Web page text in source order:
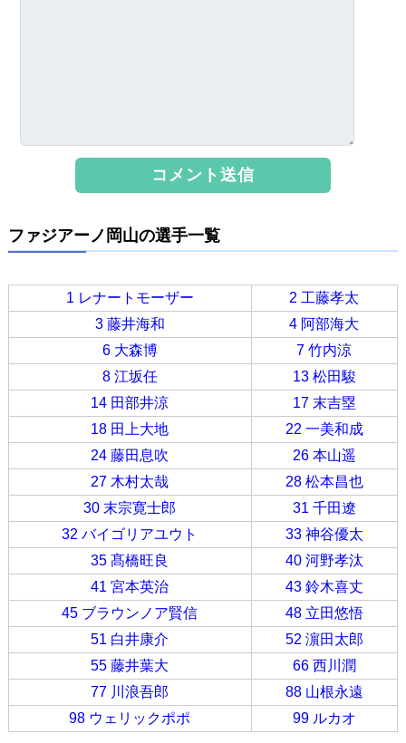
ファジアーノ岡山の選手一覧
1 レナートモーザー
2 工藤孝太
3 藤井海和
4 阿部海大
6 大森博
7 竹内涼
8 江坂任
13 松田駿
14 田部井涼
17 末吉塁
18 田上大地
22 一美和成
24 藤田息吹
26 本山遥
27 木村太哉
28 松本昌也
30 末宗寛士郎
31 千田遼
32 バイゴリアユウト
33 神谷優太
35 髙橋旺良
40 河野孝汰
41 宮本英治
43 鈴木喜丈
45 ブラウンノア賢信
48 立田悠悟
51 白井康介
52 濵田太郎
55 藤井葉大
66 西川潤
77 川浪吾郎
88 山根永遠
98 ウェリックポポ
99 ルカオ